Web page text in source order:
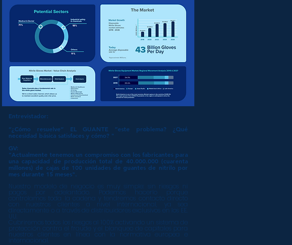
Entrevistador:
“¿Cómo resuelve“ EL GUANTE ”este problema? ¿Qué
necesidad básica satisfaces y cómo? "
GV:
"Actualmente tenemos un compromiso con los fabricantes para
una capacidad de producción total de 40.000.000 (cuarenta
millones) de cajas de 100 unidades de guantes de nitrilo por
mes durante 15 meses".
Nuestro modelo de negocio es muy simple: sin riesgos ni
pagos por adelantado. Podemos hacerlo porque
controlamos toda la cadena y tendremos contacto directo
con nuestros clientes a nivel internacional, ya sea
directamente o a través de distribuidores exclusivos en los EE.
UU.
Cubriremos todos los riesgos al 100% activando un sistema de
protección contra el fraude y el blanqueo de capitales para
nuestros clientes en línea con la normativa europea e
internacional.